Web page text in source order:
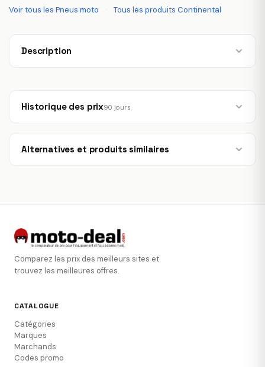
Voir tous les Pneus moto · Tous les produits Continental
Description
Historique des prix90 jours
Alternatives et produits similaires
Comparez les prix des meilleurs sites et
trouvez les meilleures offres.
CATALOGUE
Catégories
Marques
Marchands
Codes promo